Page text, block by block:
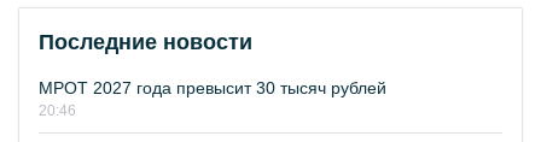
Последние новости
МРОТ 2027 года превысит 30 тысяч рублей
20:46